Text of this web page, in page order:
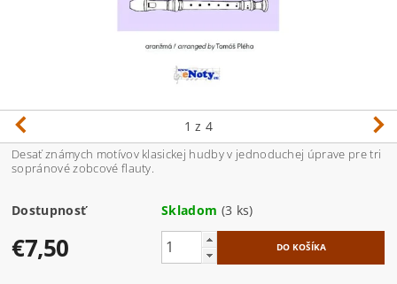
1 z 4
Desať známych motívov klasickej hudby v jednoduchej úprave pre tri
sopránové zobcové flauty.
Dostupnosť Skladom (3 ks)
€7,50